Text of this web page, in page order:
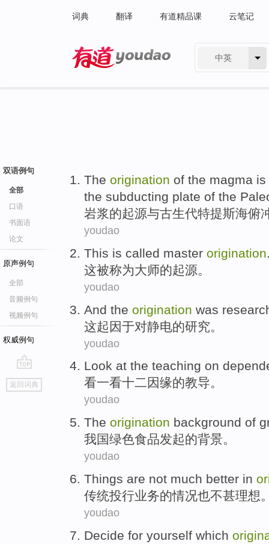
词典 翻译 有道精品课 云笔记
中英
双语例句
全部
口语
书面语
论文
原声例句
全部
音频例句
视频例句
权威例句
go
top
返回词典
The origination of the magma is
the subducting plate of the
岩浆的起源与古生代特提斯海俯
youdao
This is called master origination
这被称为大师的起源。
youdao
And the origination was
这起因于对静电的研究 。
youdao
Look at the teaching on
看一看十二因缘的教导。
youdao
The origination background of
我国绿色食品发起的背景。
youdao
Things are not much better in
传统投行业务的情况也不甚理想
youdao
Decide for yourself which